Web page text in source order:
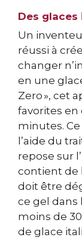
Des glaces
Un
réussi à
changer
en une
Zero », cet
favorites en
minutes.
l’aide du
repose sur
contient de
doit être
ce gel dans
moins de
de glace